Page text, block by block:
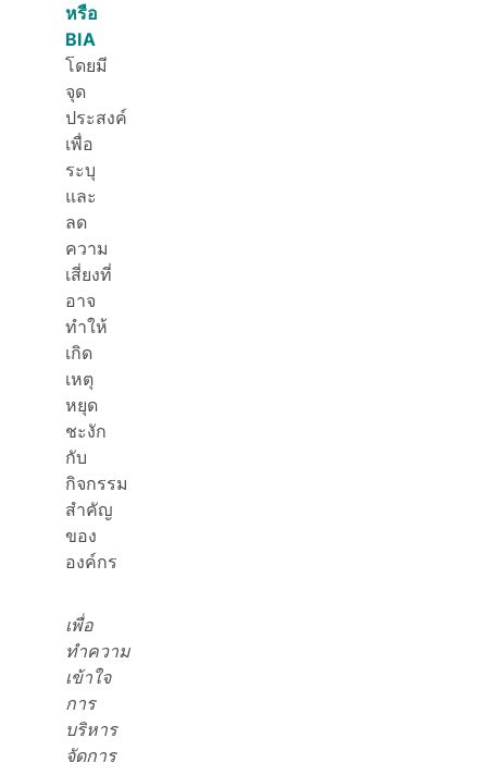
หรือ
BIA
โดยมี
จุด
ประสงค์
เพื่อ
ระบุ
และ
ลด
ความ
เสี่ยงที่
อาจ
ทำให้
เกิด
เหตุ
หยุด
ชะงัก
กับ
กิจกรรม
สำคัญ
ของ
องค์กร
เพื่อ
ทำความ
เข้าใจ
การ
บริหาร
จัดการ